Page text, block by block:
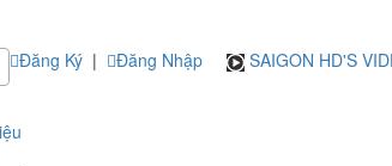
Đăng Ký | Đăng Nhập SAIGON HD'S